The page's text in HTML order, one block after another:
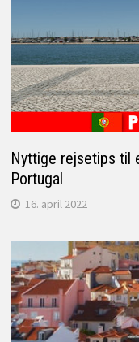
Nyttige rejsetips til
Portugal
16. april 2022